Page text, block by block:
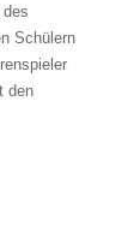
Schülern
den